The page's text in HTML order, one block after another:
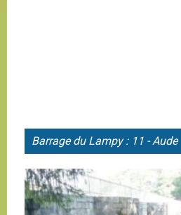
Barrage du Lampy : 11 - Aude